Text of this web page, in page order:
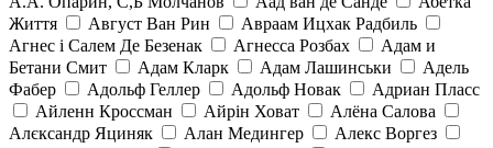
Життя
Август Ван Рин
Авраам Ицхак Радбиль
Агнес і Салем Де Безенак
Агнесса Розбах
Адам и
Бетани Смит
Адам Кларк Адам Лашинськи
Адель
Фабер
Адольф Геллер Адольф Новак
Адриан Пласс
Айленн Кроссман
Айрін Ховат
Алёна Салова
Алєксандр Яциняк
Алан Медингер
Алекс Воргез